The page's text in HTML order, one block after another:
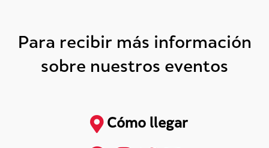
Para recibir más información
sobre nuestros eventos
Cómo llegar